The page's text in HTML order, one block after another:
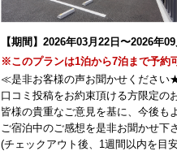
【期間】2026年03月22日〜2026年09
※このプランは1泊から7泊まで予約
≪是非お客様の声お聞かせくださ
口コミ投稿をお約束頂ける方限定の
皆様の貴重なご意見を基に、今後も
ご宿泊中のご感想を是非お聞かせ下
(チェックアウト後、1週間以内を目